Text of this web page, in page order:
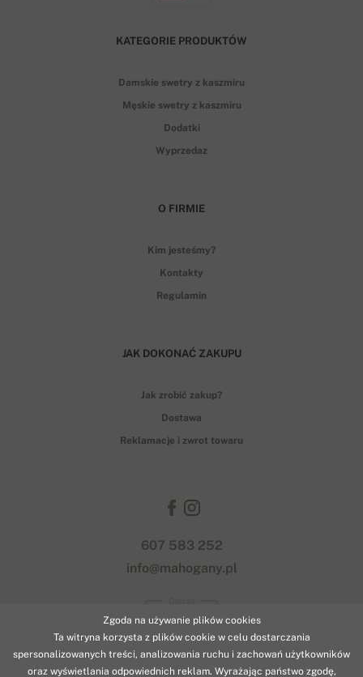
KATEGORIE PRODUKTÓW
Damskie swetry z kaszmiru
Męskie swetry z kaszmiru
Dodatki
Wyprzedaz
O FIRMIE
Kim jesteśmy?
Kontakty
Regulamin
JAK DOKONAĆ ZAKUPU
Jak zrobić zakup?
Dostawa
Reklamacje i zwrot towaru
607 583 252
info@mahogany.pl
Zgoda na używanie plików cookies
Ta witryna korzysta z plików cookie w celu dostarczania
spersonalizowanych treści, analizowania ruchu i zachowań użytkowników
oraz wyświetlania odpowiednich reklam. Wyrażając państwo zgodę,